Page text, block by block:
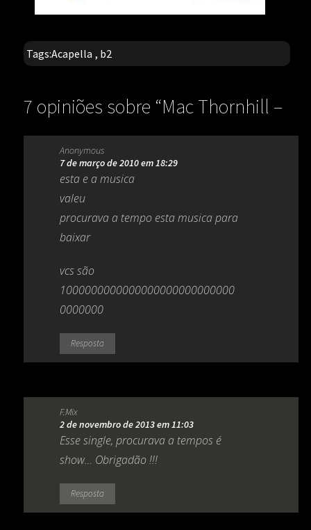
Tags:Acapella , b2
7 opiniões sobre “Mac Thornhill –
Make Life Worth Living (1983)”
Anonymous
7 de março de 2010 em 18:29
esta e a musica
valeu
procurava a tempo esta musica para
baixar
vcs são
1000000000000000000000000000
0000000
Resposta
F.Mix
2 de novembro de 2013 em 11:03
Esse single, procurava a tempos é
show… Obrigadão !!!
Resposta